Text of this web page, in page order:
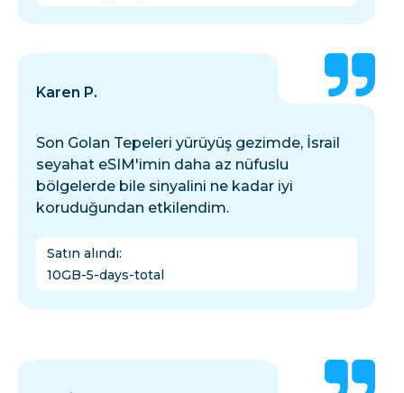
Karen P.
Son Golan Tepeleri yürüyüş gezimde, İsrail
seyahat eSIM'imin daha az nüfuslu
bölgelerde bile sinyalini ne kadar iyi
koruduğundan etkilendim.
Satın alındı:
10GB-5-days-total